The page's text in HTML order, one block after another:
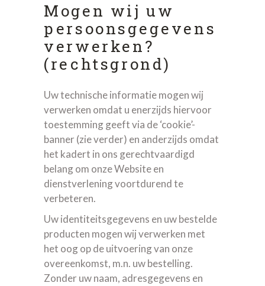
Mogen wij uw
persoonsgegevens
verwerken?
(rechtsgrond)
Uw technische informatie mogen wij
verwerken omdat u enerzijds hiervoor
toestemming geeft via de ‘cookie’-
banner (zie verder) en anderzijds omdat
het kadert in ons gerechtvaardigd
belang om onze Website en
dienstverlening voortdurend te
verbeteren.
Uw identiteitsgegevens en uw bestelde
producten mogen wij verwerken met
het oog op de uitvoering van onze
overeenkomst, m.n. uw bestelling.
Zonder uw naam, adresgegevens en